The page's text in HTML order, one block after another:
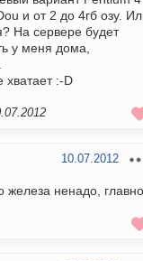
и от 2 до 4гб озу.
На сервере будет
у меня дома,
хватает :-D
10.07.2012
железа ненадо,